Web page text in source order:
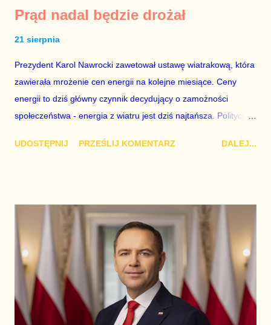
Prąd nadal będzie drożał
21 sierpnia
Prezydent Karol Nawrocki zawetował ustawę wiatrakową, która
zawierała mrożenie cen energii na kolejne miesiące. Ceny
energii to dziś główny czynnik decydujący o zamożności
społeczeństwa - energia z wiatru jest dziś najtańsza. Politycy
manipulować. Dlatego ich rząd nie walczył z inflacją i nie
UDOSTĘPNIJ PRZEŚLIJ KOMENTARZ DALEJ...